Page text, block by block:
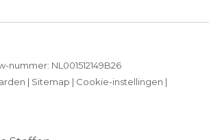
nummer: NL001512149B26
| Sitemap | Cookie-instellingen |